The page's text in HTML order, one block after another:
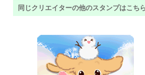
同じクリエイターの他のスタンプはこち